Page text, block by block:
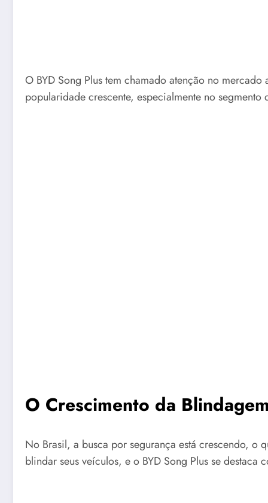
O BYD Song Plus tem chamado atenção no
popularidade crescente, especialmente no segmento
O Crescimento da
No Brasil, a busca por segurança está crescendo, o
blindar seus veículos, e o BYD Song Plus se